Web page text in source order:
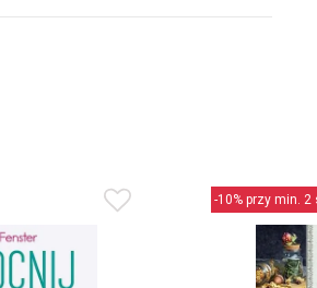
-10% przy min. 2